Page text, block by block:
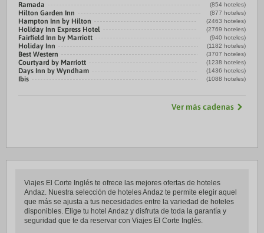
Ramada (854 hoteles)
Hilton Garden Inn (877 hoteles)
Hampton Inn by Hilton (2463 hoteles)
Holiday Inn Express Hotel (2769 hoteles)
Fairfield Inn by Marriott (940 hoteles)
Holiday Inn (1182 hoteles)
Best Western (3707 hoteles)
Courtyard by Marriott (1238 hoteles)
Days Inn by Wyndham (1436 hoteles)
Ibis (1088 hoteles)
Ver más cadenas
Viajes El Corte Inglés te ofrece las mejores ofertas de hoteles
Andaz. Nuestra selección de hoteles Andaz te permite elegir aquel
que más se ajusta a tus necesidades entre la variedad de hoteles
disponibles. Elige tu hotel Andaz y disfruta de toda la garantía y
seguridad que te da reservar con Viajes El Corte Inglés.